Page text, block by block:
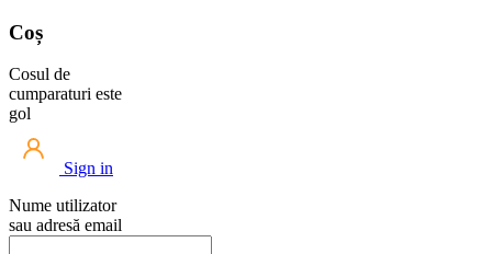
Coș
Cosul de
cumparaturi este
gol
Sign in
Nume utilizator
sau adresă email